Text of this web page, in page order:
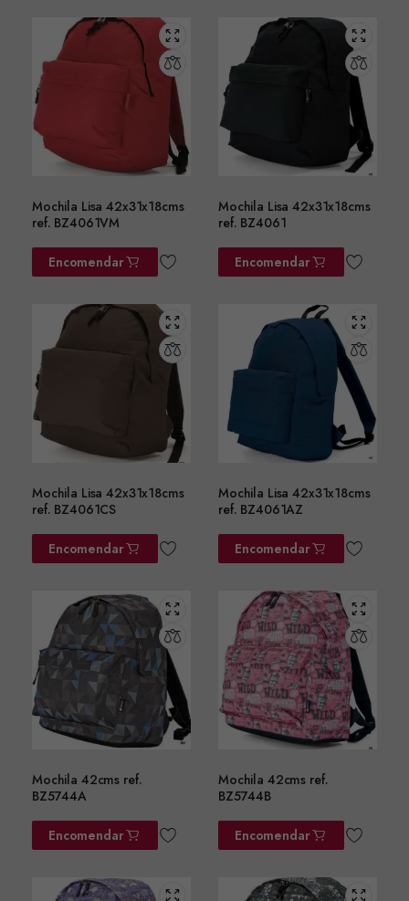
Mochila Lisa 42x31x18cms
ref. BZ4061VM
Encomendar
Mochila Lisa 42x31x18cms
ref. BZ4061
Encomendar
Mochila Lisa 42x31x18cms
ref. BZ4061CS
Encomendar
Mochila Lisa 42x31x18cms
ref. BZ4061AZ
Encomendar
Mochila 42cms ref.
BZ5744A
Encomendar
Mochila 42cms ref.
BZ5744B
Encomendar